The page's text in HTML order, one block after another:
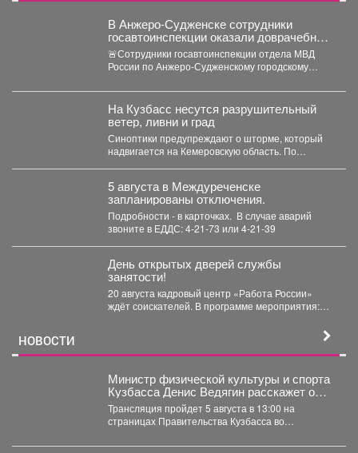
В Анжеро-Судженске сотрудники
госавтоинспекции оказали доврачебную
помощь мужчине, пострадавшему от
укуса гадюки
🚨Сотрудники госавтоинспекции отдела МВД
России по Анжеро-Судженскому городскому
лейтенант...
На Кузбасс несутся разрушительный
ветер, ливни и град
Синоптики предупреждают о шторме, который
надвигается на Кемеровскую область. По
5 августа в Междуреченске
запланированы отключения.
Подробности - в карточках. ️ В случае аварий
звоните в ЕДДС: 4-21-73 или 4-21-39
День открытых дверей службы
занятости!
20 августа кадровый центр «Работа России»
ждёт соискателей. В программе мероприятия:
НОВОСТИ
Министр физической культуры и спорта
Кузбасса Денис Ведягин расскажет о
развитии спорта в регионе в прямом
эфире ЦУР.
Трансляция пройдет 5 августа в 13:00 на
страницах Правительства Кузбасса во